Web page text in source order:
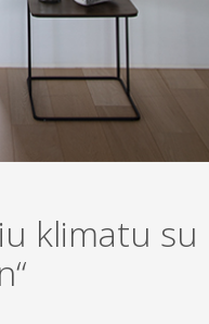
klimatu su